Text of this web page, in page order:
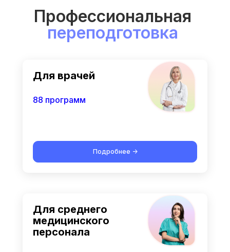
Профессиональная
переподготовка
Для среднего
медицинского
персонала
Для врачей
88 программ
Подробнее ->